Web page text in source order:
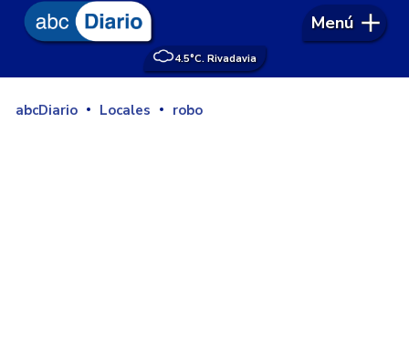
4.5°C. Rivadavia
Menú
abcDiario Locales robo